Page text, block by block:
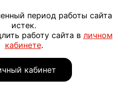
период работы сайта
истек.
работу сайта в личном
кабинете.
кабинет